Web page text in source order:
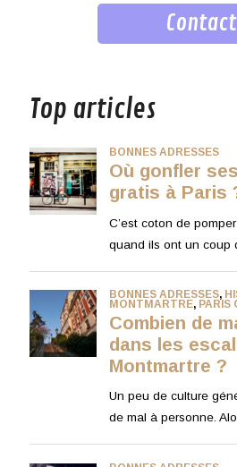
Contact
Top articles